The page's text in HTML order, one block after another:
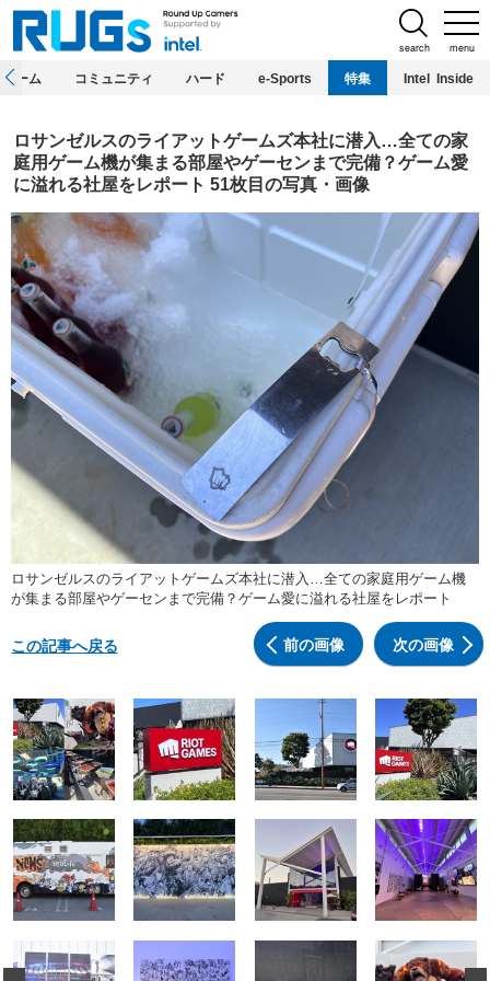
menu
search
ホーム コミュニティ ハード e-Sports 特集 Intel Inside
ロサンゼルスのライアットゲームズ本社に潜入…全ての家
庭用ゲーム機が集まる部屋やゲーセンまで完備？ゲーム愛
に溢れる社屋をレポート 51枚目の写真・画像
ロサンゼルスのライアットゲームズ本社に潜入…全ての家庭用ゲーム機
が集まる部屋やゲーセンまで完備？ゲーム愛に溢れる社屋をレポート
前の画像 次の画像
この記事へ戻る